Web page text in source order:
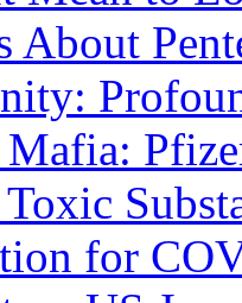
About
Mafia:
for